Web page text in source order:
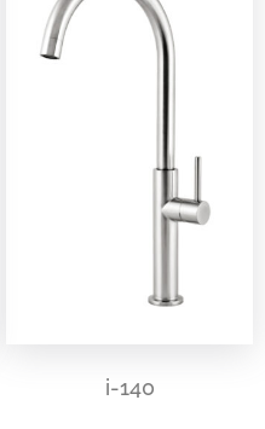
i-140